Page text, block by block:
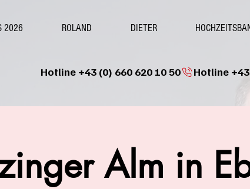
2026 ROLAND DIETER
Hotline +43 (0) 660 620 10 50
Alm in